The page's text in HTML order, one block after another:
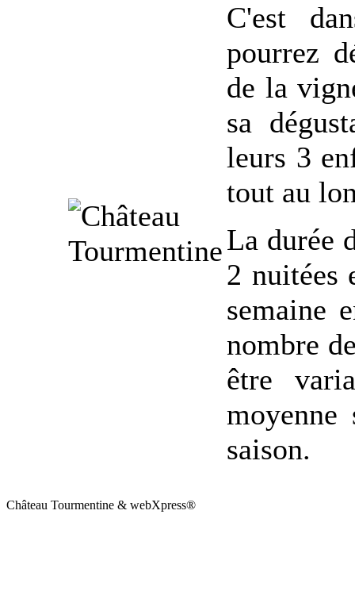
C'est
pourrez
de la
sa
leurs 3
tout au
La durée
2 nuitées
semaine
nombre
être
saison.
Château Tourmentine & webXpress®